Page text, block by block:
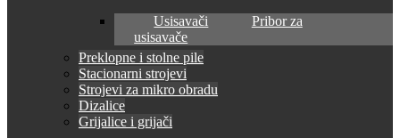
Usisavači
Pribor za
usisavače
Preklopne i stolne pile
Stacionarni strojevi
Strojevi za mikro obradu
Dizalice
Grijalice i grijači